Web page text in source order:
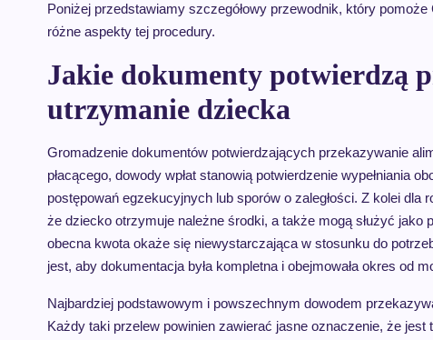
Poniżej przedstawiamy szczegółowy przewodnik, który
różne aspekty tej procedury.
Jakie dokumenty potwierdzą
utrzymanie dziecka
Gromadzenie dokumentów potwierdzających przekazywanie
płacącego, dowody wpłat stanowią potwierdzenie wypełniania
postępowań egzekucyjnych lub sporów o zaległości. Z kolei
że dziecko otrzymuje należne środki, a także mogą służyć
obecna kwota okaże się niewystarczająca w stosunku do
jest, aby dokumentacja była kompletna i obejmowała okres od
Najbardziej podstawowym i powszechnym dowodem
Każdy taki przelew powinien zawierać jasne oznaczenie, że